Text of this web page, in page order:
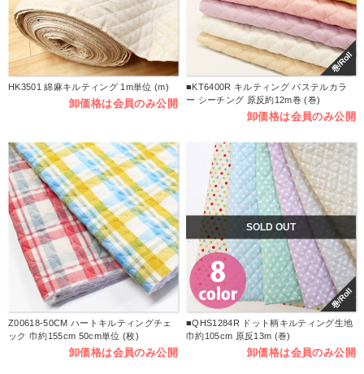
HK3501 綿麻キルティング 1m単位 (m)
卸価格は会員のみ公開
巻/Roll
■KT6400R キルティング パステルカラ
ー シーチング 原反約12m巻 (巻)
卸価格は会員のみ公開
Z00618-50CM ハートキルティングチェ
ック 巾約155cm 50cm単位 (枚)
卸価格は会員のみ公開
巻/Roll
SOLD OUT
■QHS1284R ドット柄キルティング生地
巾約105cm 原反13m (巻)
卸価格は会員のみ公開